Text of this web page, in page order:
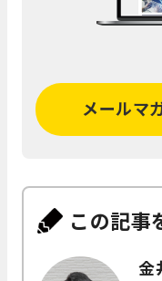
メールマ
この記事
金